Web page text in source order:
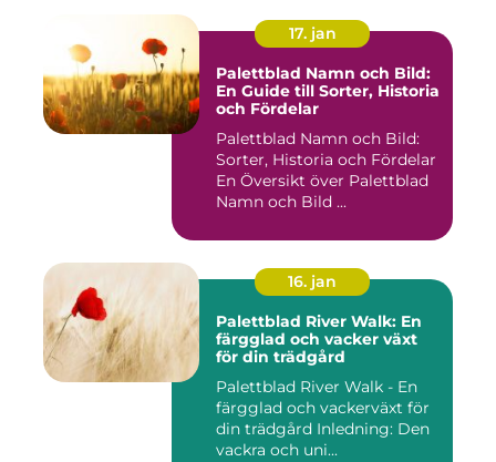
17. jan
Palettblad Namn och Bild:
En Guide till Sorter, Historia
och Fördelar
Palettblad Namn och Bild:
Sorter, Historia och Fördelar
En Översikt över Palettblad
Namn och Bild ...
16. jan
Palettblad River Walk: En
färgglad och vacker växt
för din trädgård
Palettblad River Walk - En
färgglad och vackerväxt för
din trädgård Inledning: Den
vackra och uni...